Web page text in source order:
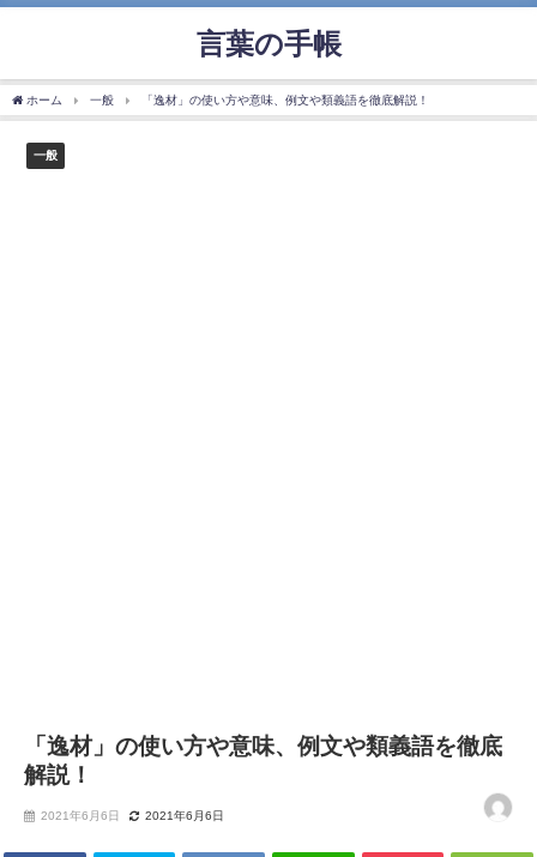
言葉の手帳
ホーム 一般 「逸材」の使い方や意味、例文や類義語を徹底解説！
一般
「逸材」の使い方や意味、例文や類義語を徹底
解説！
2021年6月6日 2021年6月6日